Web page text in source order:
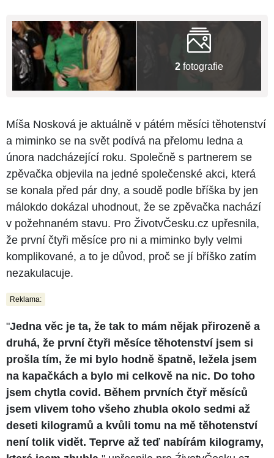
2 fotografie
Míša Nosková je aktuálně v pátém měsíci těhotenství
a miminko se na svět podívá na přelomu ledna a
února nadcházející roku. Společně s partnerem se
zpěvačka objevila na jedné společenské akci, která
se konala před pár dny, a soudě podle bříška by jen
málokdo dokázal uhodnout, že se zpěvačka nachází
v požehnaném stavu. Pro ŽivotvČesku.cz upřesnila,
že první čtyři měsíce pro ni a miminko byly velmi
komplikované, a to je důvod, proč se jí bříško zatím
nezakulacuje.
Reklama:
"Jedna věc je ta, že tak to mám nějak přirozeně a
druhá, že první čtyři měsíce těhotenství jsem si
prošla tím, že mi bylo hodně špatně, ležela jsem
na kapačkách a bylo mi celkově na nic. Do toho
jsem chytla covid. Během prvních čtyř měsíců
jsem vlivem toho všeho zhubla okolo sedmi až
deseti kilogramů a kvůli tomu na mě těhotenství
není tolik vidět. Teprve až teď nabírám kilogramy,